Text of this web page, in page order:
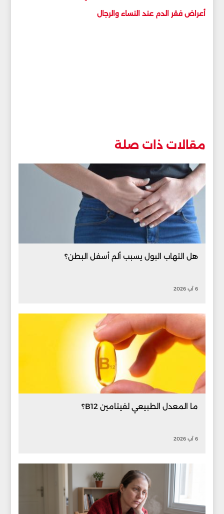
أعراض فقر الدم عند النساء والرجال
مقالات ذات صلة
هل التهاب البول يسبب ألم أسفل البطن؟
6 آب 2026
ما المعدل الطبيعي لفيتامين B12؟
6 آب 2026